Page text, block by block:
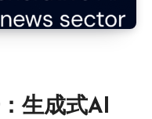
生成式AI